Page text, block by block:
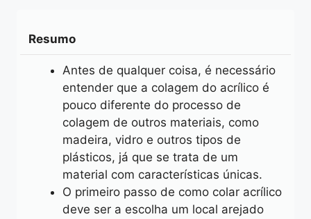
Resumo
Antes de qualquer coisa, é necessário
entender que a colagem do acrílico é
pouco diferente do processo de
colagem de outros materiais, como
madeira, vidro e outros tipos de
plásticos, já que se trata de um
material com características únicas.
O primeiro passo de como colar acrílico
deve ser a escolha um local arejado